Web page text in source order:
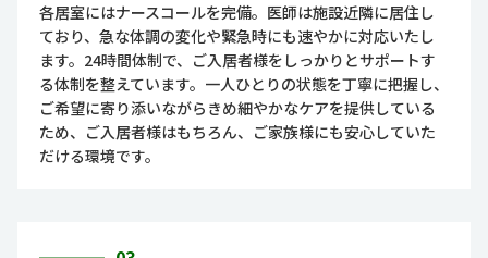
各居室にはナースコールを完備。医師は施設近隣に居住し
ており、急な体調の変化や緊急時にも速やかに対応いたし
ます。24時間体制で、ご入居者様をしっかりとサポートす
る体制を整えています。一人ひとりの状態を丁寧に把握し、
ご希望に寄り添いながらきめ細やかなケアを提供している
ため、ご入居者様はもちろん、ご家族様にも安心していた
だける環境です。